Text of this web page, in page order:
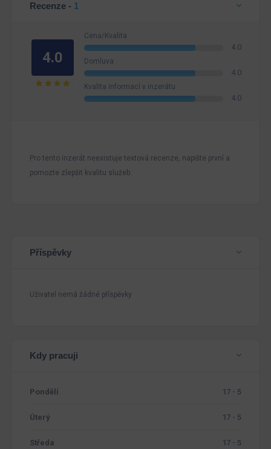
Recenze - 1
4.0
Cena/Kvalita
4.0
Domluva
4.0
Kvalita informací v inzerátu
4.0
Pro tento inzerát neexistuje textová recenze, napište první a
pomozte zlepšit kvalitu služeb.
Příspěvky
Uživatel nemá žádné příspěvky
Kdy pracuji
Pondělí 17 - 5
Úterý 17 - 5
Středa 17 - 5